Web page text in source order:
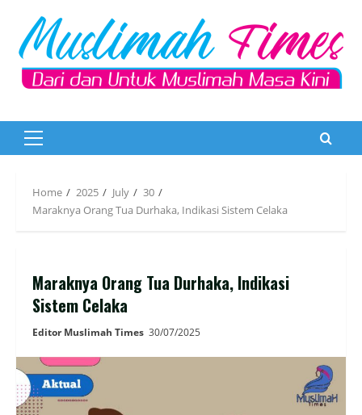
content
Primary
Home 2025 July
30
Maraknya Orang Tua Durhaka, Indikasi Sistem Celaka
Maraknya Orang Tua Durhaka, Indikasi
Sistem Celaka
Editor Muslimah Times 30/07/2025